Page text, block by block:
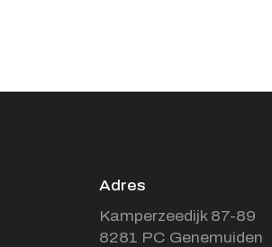
Adres
Kamperzeedijk 87-89
8281 PC Genemuiden